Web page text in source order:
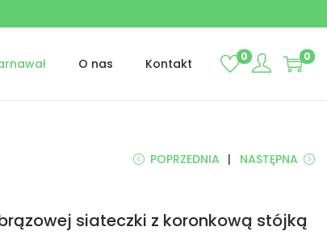
O nas Kontakt 0 0
POPRZEDNIA NASTĘPNA
siateczki z koronkową stójką